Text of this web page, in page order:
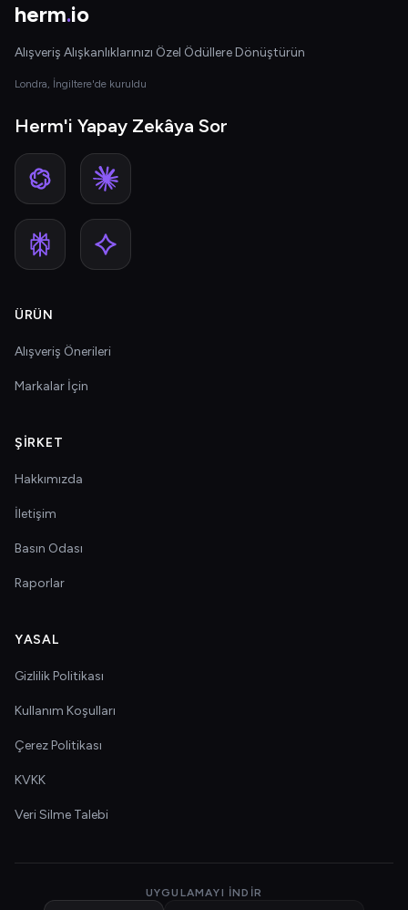
herm.io
Alışveriş Alışkanlıklarınızı Özel Ödüllere Dönüştürün
Londra, İngiltere'de kuruldu
Herm'i Yapay Zekâya Sor
ÜRÜN
Alışveriş Önerileri
Markalar İçin
ŞIRKET
Hakkımızda
İletişim
Basın Odası
Raporlar
YASAL
Gizlilik Politikası
Kullanım Koşulları
Çerez Politikası
KVKK
Veri Silme Talebi
UYGULAMAYI İNDIR